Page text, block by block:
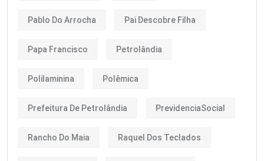
Pablo Do Arrocha Pai Descobre Filha
Papa Francisco Petrolândia
Polilaminina Polêmica
Prefeitura De Petrolândia PrevidenciaSocial
Rancho Do Maia Raquel Dos Teclados